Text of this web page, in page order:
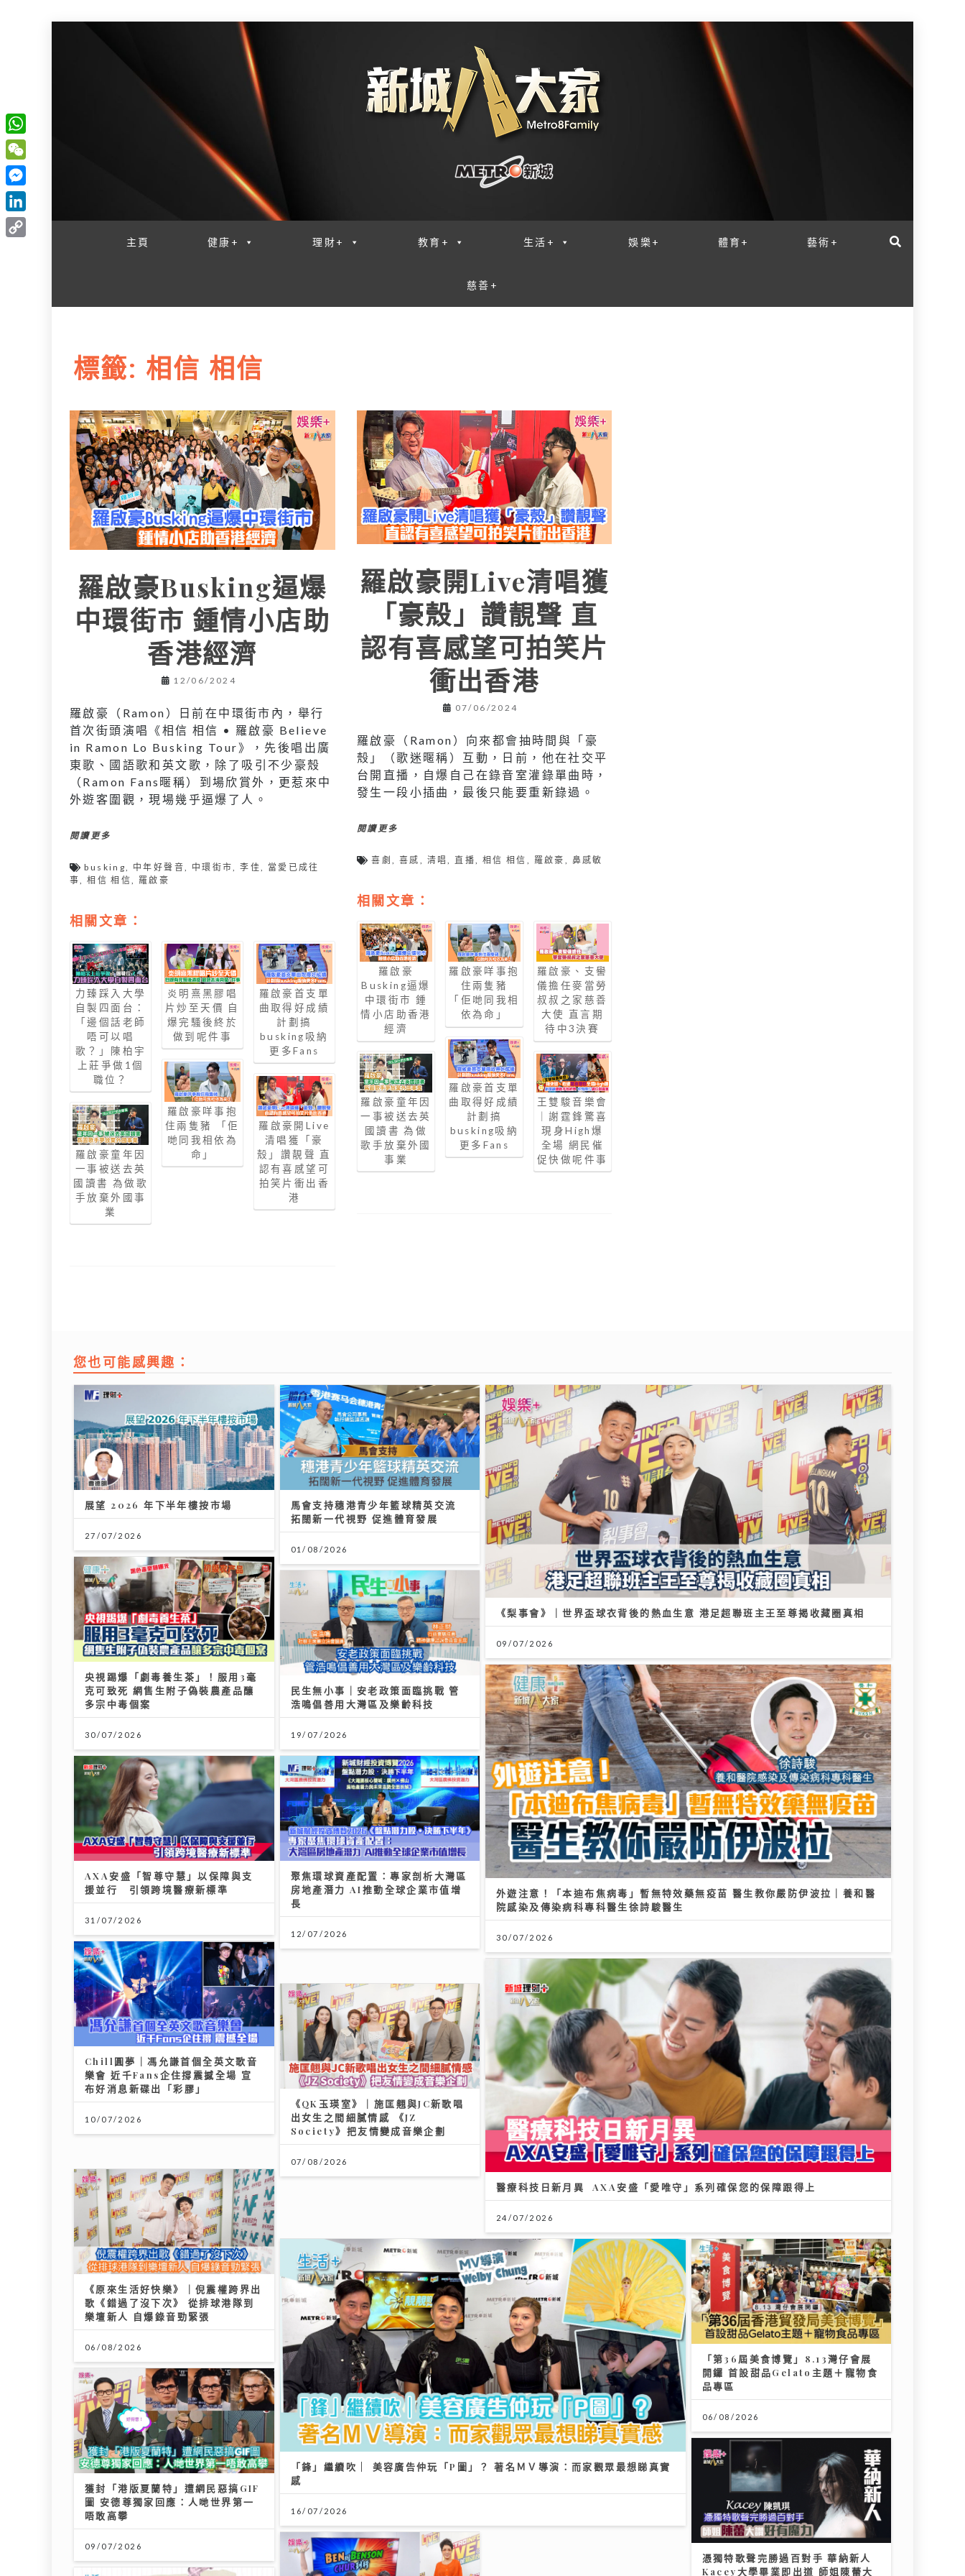
主頁 健康+ 理財+ 教育+ 生活+ 娛樂+ 體育+ 藝術+
慈善+
標籤: 相信 相信
羅啟豪Busking逼爆
中環街市 鍾情小店助
香港經濟
12/06/2024
羅啟豪（Ramon）日前在中環街市內，舉行
首次街頭演唱《相信 相信 • 羅啟豪 Believe
in Ramon Lo Busking Tour》，先後唱出廣
東歌、國語歌和英文歌，除了吸引不少豪殼
（Ramon Fans暱稱）到場欣賞外，更惹來中
外遊客圍觀，現場幾乎逼爆了人。
閱讀更多
busking, 中年好聲音, 中環街市,李佳, 當愛已成往
事,相信 相信, 羅啟豪
相關文章：
力臻踩入大學
自製四面台：
「邊個話老師
唔可以唱
歌？」陳柏宇
上莊爭做1個
職位？
羅啟豪童年因
一事被送去英
國讀書 為做歌
手放棄外國事
業
炎明熹黑膠唱
片炒至天價 自
爆完騷後終於
做到呢件事
羅啟豪咩事抱
住兩隻豬 「佢
哋同我相依為
命」
羅啟豪首支單
曲取得好成績
計劃搞
busking吸納
更多Fans
羅啟豪開Live
清唱獲「豪
殼」讚靚聲 直
認有喜感望可
拍笑片衝出香
港
羅啟豪開Live清唱獲
「豪殼」讚靚聲 直
認有喜感望可拍笑片
衝出香港
07/06/2024
羅啟豪（Ramon）向來都會抽時間與「豪
殼」（歌迷暱稱）互動，日前，他在社交平
台開直播，自爆自己在錄音室灌錄單曲時，
發生一段小插曲，最後只能要重新錄過。
閱讀更多
喜劇, 喜感 , 清唱, 直播, 相信 相信 , 羅啟豪 , 鼻感敏
相關文章：
羅啟豪
Busking逼爆
中環街市 鍾
情小店助香港
經濟
羅啟豪童年因
一事被送去英
國讀書 為做
歌手放棄外國
事業
羅啟豪咩事抱
住兩隻豬
「佢哋同我相
依為命」
羅啟豪首支單
曲取得好成績
計劃搞
busking吸納
更多Fans
羅啟豪、支嚳
儀擔任麥當勞
叔叔之家慈善
大使 直言期
待中3決賽
王雙駿音樂會
｜謝霆鋒驚喜
現身High爆
全場 網民催
促快做呢件事
您也可能感興趣：
展望 2026 年下半年樓按市場
27/07/2026
馬會支持穗港青少年籃球精英交流
拓闊新一代視野 促進體育發展
01/08/2026
《梨事會》｜世界盃球衣背後的熱血生意 港足超聯班主王至尊揭收藏圈真相
09/07/2026
央視踢爆「劇毒養生茶」！服用3毫
克可致死 網售生附子偽裝農產品釀
多宗中毒個案
30/07/2026
民生無小事｜安老政策面臨挑戰 管
浩鳴倡善用大灣區及樂齡科技
19/07/2026
外遊注意！「本迪布焦病毒」暫無特效藥無疫苗 醫生教你嚴防伊波拉｜養和醫
院感染及傳染病科專科醫生徐詩駿醫生
30/07/2026
AXA安盛「智尊守慧」以保障與支
援並行 引領跨境醫療新標準
31/07/2026
聚焦環球資產配置：專家剖析大灣區
房地產潛力 AI推動全球企業市值增
長
12/07/2026
醫療科技日新月異 AXA安盛「愛唯守」系列確保您的保障跟得上
24/07/2026
Chill圓夢｜馮允謙首個全英文歌音
樂會 近千Fans企住撐震撼全場 宣
布好消息新碟出「彩膠」
10/07/2026
《QK玉瑛室》｜施匡翹與JC新歌唱
出女生之間細膩情感 《JZ
Society》把友情變成音樂企劃
《原來生活好快樂》｜倪震權跨界出
歌《錯過了沒下次》 從排球港隊到
樂壇新人 自爆錄音勁緊張
06/08/2026
「鋒」繼續吹 | 美容廣告仲玩「P圖」？ 著名ＭＶ導演：而家觀眾最想睇真實
感
16/07/2026
「第36屆美食博覽」8.13灣仔會展
開鑼 首設甜品Gelato主題＋寵物食
品專區
06/08/2026
圖 安德尊獨家回應：人哋世界第一
憑獨特歌聲完勝過百對手 華納新人
Kacey大學畢業即出道 師姐陳蕾大
讚好有魔力
21/07/2026
W
h
a
t
s
W
e
C
h
M
e
s
L
i